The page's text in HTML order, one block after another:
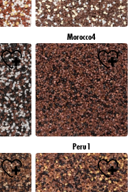
Morocco4
Peru1